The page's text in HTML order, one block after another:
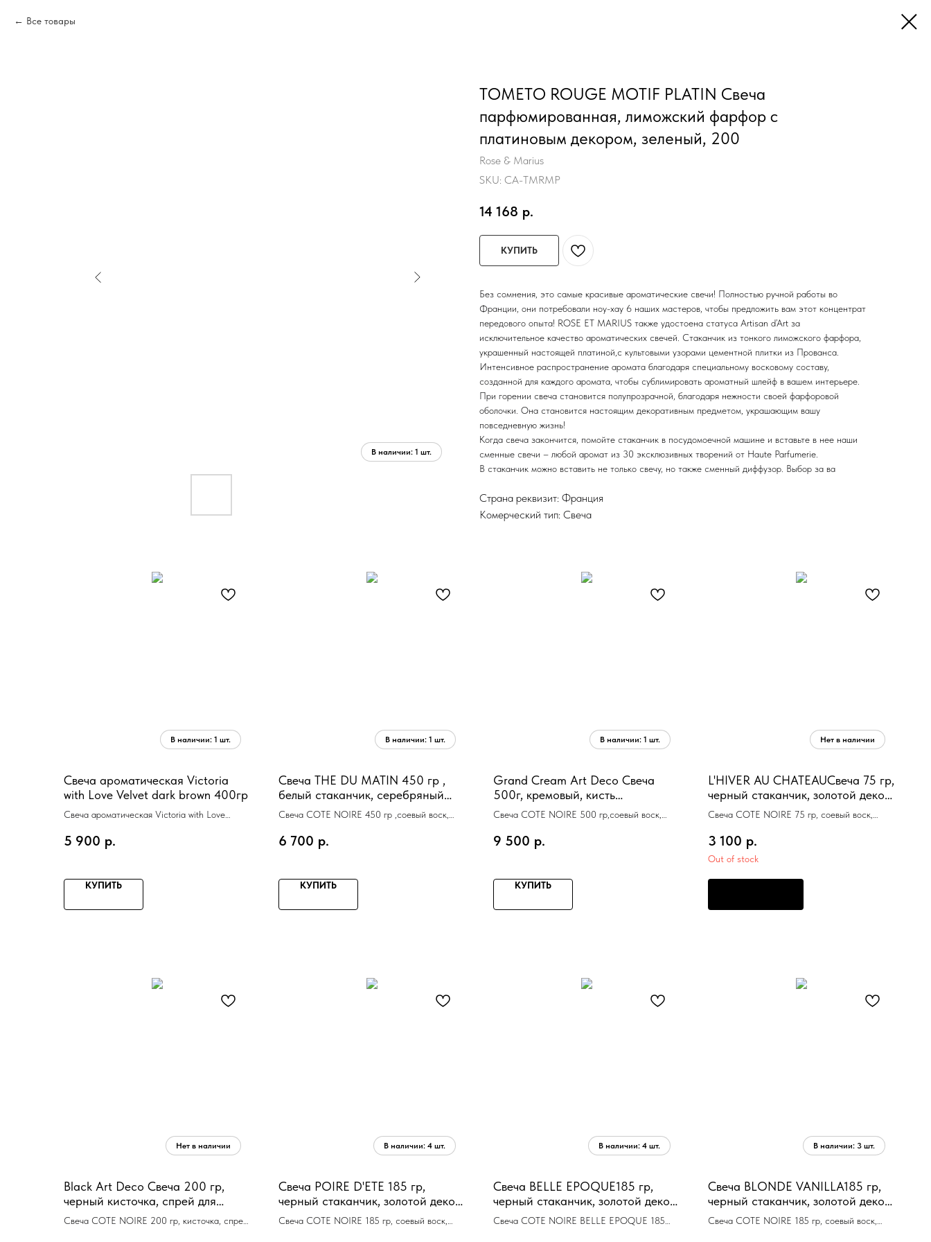
Все товары
TOMETO ROUGE MOTIF PLATIN Свеча
парфюмированная, лиможский фарфор с
платиновым декором, зеленый, 200
Rose & Marius
SKU: CA-TMRMP
14 168 р.
КУПИТЬ
Без сомнения, это самые красивые ароматические свечи! Полностью ручной работы во
Франции, они потребовали ноу-хау 6 наших мастеров, чтобы предложить вам этот концентрат
передового опыта! ROSE ET MARIUS также удостоена статуса Artisan d’Art за
исключительное качество ароматических свечей. Стаканчик из тонкого лиможского фарфора,
украшенный настоящей платиной,с культовыми узорами цементной плитки из Прованса.
Интенсивное распространение аромата благодаря специальному восковому составу,
созданной для каждого аромата, чтобы сублимировать ароматный шлейф в вашем интерьере.
При горении свеча становится полупрозрачной, благодаря нежности своей фарфоровой
оболочки. Она становится настоящим декоративным предметом, украшающим вашу
повседневную жизнь!
Когда свеча закончится, помойте стаканчик в посудомоечной машине и вставьте в нее наши
сменные свечи – любой аромат из 30 эксклюзивных творений от Haute Parfumerie.
В стаканчик можно вставить не только свечу, но также сменный диффузор. Выбор за ва
Страна реквизит: Франция
Комерческий тип: Свеча
Свеча ароматическая Victoria
with Love Velvet dark brown 400гр
Свеча ароматическая Victoria with Love
5 900 р.
КУПИТЬ
Свеча THE DU MATIN 450 гр ,
белый стаканчик, серебряный
декор, время горения 100
Свеча COTE NOIRE 450 гр ,соевый воск,
6 700 р.
КУПИТЬ
Grand Cream Art Deco Свеча
500г, кремовый, кисть
ароматизированная, соевый
Свеча COTE NOIRE 500 гр,соевый воск,
9 500 р.
КУПИТЬ
L'HIVER AU CHATEAUСвеча 75 гр,
черный стаканчик, золотой декор,
ВхШхД 11х7,5х7,5см соевый воск,
Свеча COTE NOIRE 75 гр, соевый воск,
3 100 р.
Out of stock
Black Art Deco Свеча 200 гр,
черный кисточка, спрей для
кисточки 5 мл,
Свеча COTE NOIRE 200 гр, кисточка, спрей
Свеча POIRE D'ETE 185 гр,
черный стаканчик, золотой декор,
ВхШхД 13,5х8х8 см соевый воск,
Свеча COTE NOIRE 185 гр, соевый воск,
Свеча BELLE EPOQUE185 гр,
черный стаканчик, золотой декор,
ВхШхД 13,5х8х8 см соевый воск,
Свеча COTE NOIRE BELLE EPOQUE 185
Свеча BLONDE VANILLA185 гр,
черный стаканчик, золотой декор,
ВхШхД 13,5х8х8 см соевый воск,
Свеча COTE NOIRE 185 гр, соевый воск,